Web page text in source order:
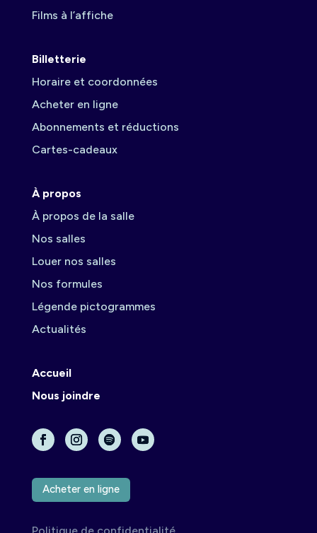
Films à l’affiche
Billetterie
Horaire et coordonnées
Acheter en ligne
Abonnements et réductions
Cartes-cadeaux
À propos
À propos de la salle
Nos salles
Louer nos salles
Nos formules
Légende pictogrammes
Actualités
Accueil
Nous joindre
Acheter en ligne
Politique de confidentialité